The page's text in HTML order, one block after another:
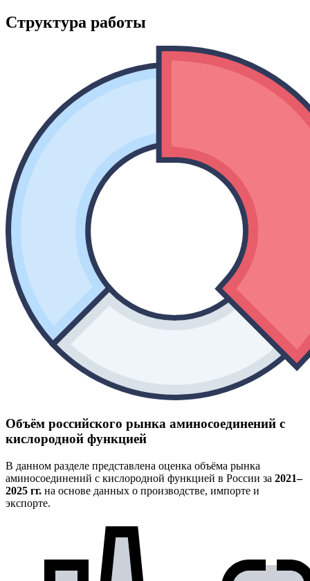
Структура работы
Объём российского рынка аминосоединений с
кислородной функцией
В данном разделе представлена оценка объёма рынка
аминосоединений с кислородной функцией в России за 2021–
2025 гг. на основе данных о производстве, импорте и
экспорте.